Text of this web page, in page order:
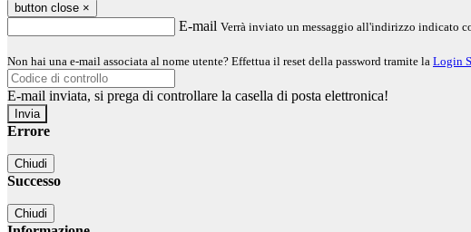
button close ×
E-mail Verrà inviato un messaggio all'indirizzo indicato
Non hai una e-mail associata al nome utente? Effettua il reset della password tramite la Login
E-mail inviata, si prega di controllare la casella di posta elettronica!
Errore
Chiudi
Successo
Chiudi